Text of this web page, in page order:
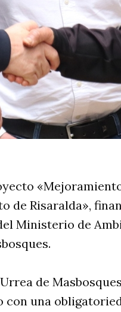
de Risaralda»,
Ministerio de
de
con una